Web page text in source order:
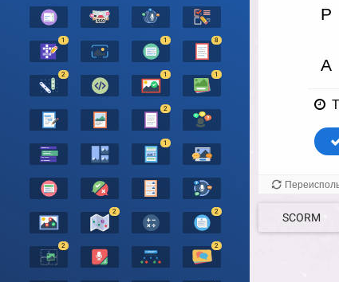
1 1 8
2 1 1
2
1
2 2
2 2
SCORM